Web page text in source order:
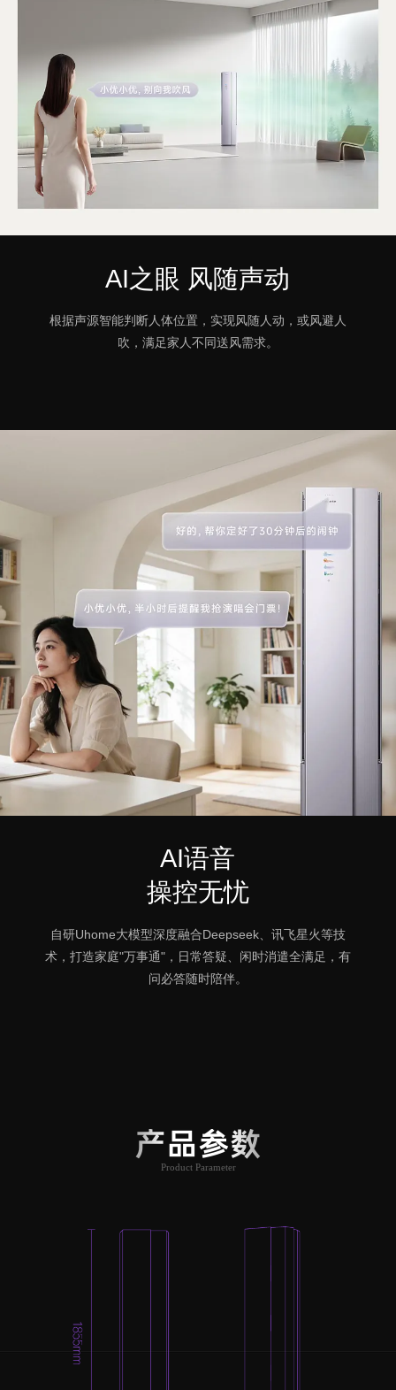
AI之眼 风随声动
根据声源智能判断人体位置，实现风随人动，或风避人
吹，满足家人不同送风需求。
AI语音
操控无忧
自研Uhome大模型深度融合Deepseek、讯飞星火等技
术，打造家庭"万事通"，日常答疑、闲时消遣全满足，有
问必答随时陪伴。
产品参数
Product Parameter